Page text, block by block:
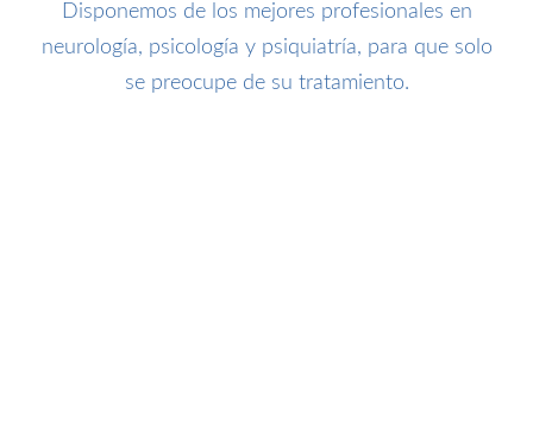
Disponemos de los mejores profesionales en
neurología, psicología y psiquiatría, para que solo
se preocupe de su tratamiento.